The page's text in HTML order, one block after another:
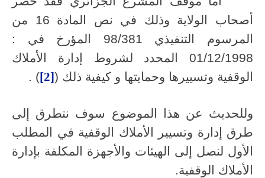
أصحاب الولاية وذلك في نص المادة 16 من
المرسوم التنفيذي 98/381 المؤرخ في :
01/12/1998 المحدد لشروط إدارة الأملاك
الوقفية وتسييرها وحمايتها و كيفية ذلك ([2]
) .
وللحديث عن هذا الموضوع سوف نتطرق إلى
طرق إدارة وتسيير الأملاك الوقفية في المطلب
الأول لنصل إلى الهيئات والأجهزة المكلفة بإدارة
الأملاك الوقفية.